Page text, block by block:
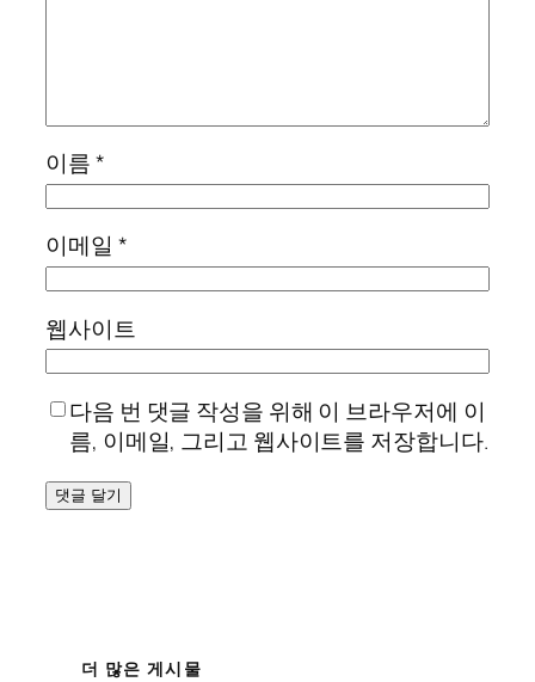
이름*
이메일 *
웹사이트
다음 번 댓글 작성을 위해 이 브라우저에 이
름, 이메일, 그리고 웹사이트를 저장합니다.
더 많은 게시물